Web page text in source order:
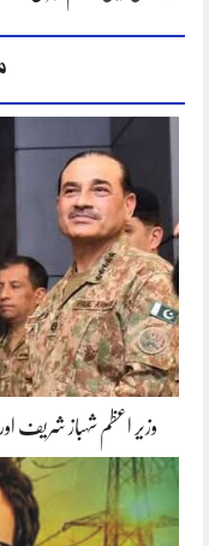
وزیر اعظم شہباز شریف